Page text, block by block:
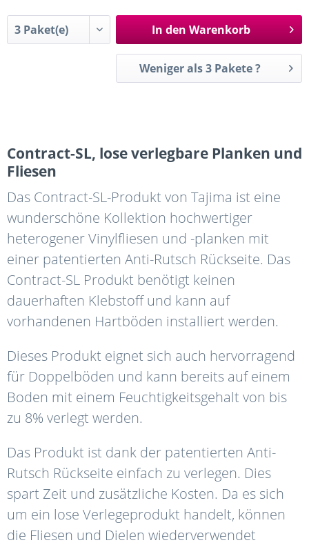
In den Warenkorb
Weniger als 3 Pakete ?
Contract-SL, lose verlegbare Planken und
Fliesen
Das Contract-SL-Produkt von Tajima ist eine
wunderschöne Kollektion hochwertiger
heterogener Vinylfliesen und -planken mit
einer patentierten Anti-Rutsch Rückseite. Das
Contract-SL Produkt benötigt keinen
dauerhaften Klebstoff und kann auf
vorhandenen Hartböden installiert werden.
Dieses Produkt eignet sich auch hervorragend
für Doppelböden und kann bereits auf einem
Boden mit einem Feuchtigkeitsgehalt von bis
zu 8% verlegt werden.
Das Produkt ist dank der patentierten Anti-
Rutsch Rückseite einfach zu verlegen. Dies
spart Zeit und zusätzliche Kosten. Da es sich
um ein lose Verlegeprodukt handelt, können
die Fliesen und Dielen wiederverwendet